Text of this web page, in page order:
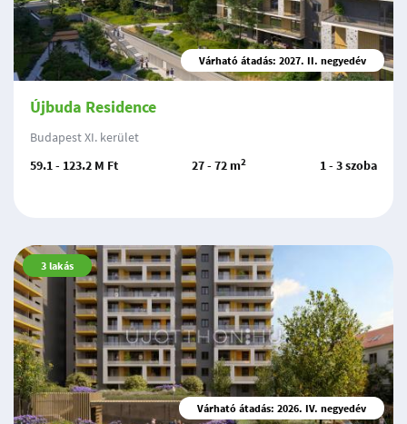
Várható átadás: 2027. II. negyedév
Újbuda Residence
Budapest XI. kerület
59.1 - 123.2 M Ft
27 - 72 m2 1 - 3 szoba
3 lakás
Várható átadás: 2026. IV. negyedév